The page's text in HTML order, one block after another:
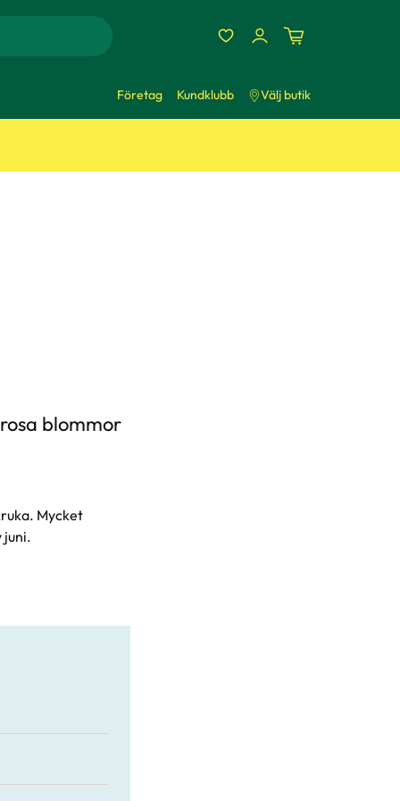
Företag Kundklubb Välj butik
blommor
Mycket
juni.